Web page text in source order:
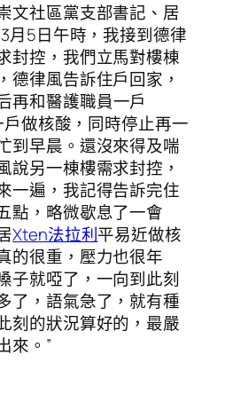
社區黨支部書記、居
月5日午時，我接到德律
封控，我們立馬對樓棟
德律風告訴住戶回家，
再和醫護職員一戶
戶做核酸，同時停止再一
到早晨。還沒來得及喘
說另一棟樓需求封控，
一遍，我記得告訴完住
點，略微歇息了一會
Xten法拉利平易近做核
的很重，壓力也很年
子就啞了，一向到此刻
了，語氣急了，就有種
刻的狀況算好的，最嚴
來。”